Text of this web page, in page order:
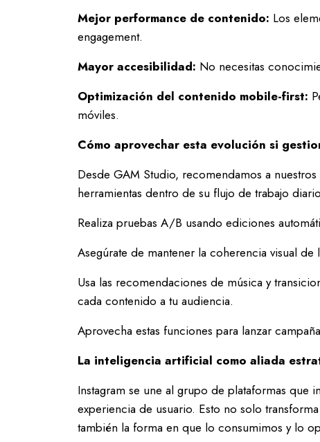
Mejor performance de contenido: Los
engagement.
Mayor accesibilidad: No necesitas
Optimización del contenido mobile-first:
móviles.
Cómo aprovechar esta evolución si
Desde GAM Studio, recomendamos a
herramientas dentro de su flujo de trabajo
Realiza pruebas A/B usando ediciones
Asegúrate de mantener la coherencia visual
Usa las recomendaciones de música y
cada contenido a tu audiencia.
Aprovecha estas funciones para lanzar
La inteligencia artificial como aliada
Instagram se une al grupo de plataformas que
experiencia de usuario. Esto no solo
también la forma en que lo consumimos y lo